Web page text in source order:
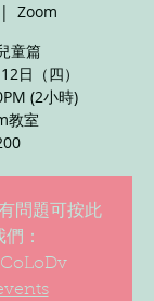
Zoom
童篇
日（四）
(2小時)
教室
問題可按此
：